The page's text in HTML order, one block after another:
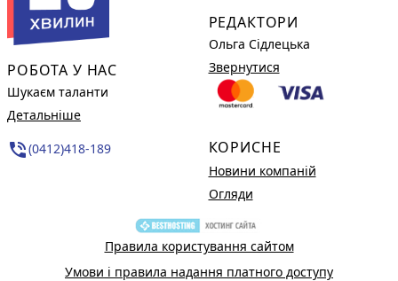
РОБОТА У НАС
Шукаєм таланти
Детальніше
phone_in_talk(0412)418-189
РЕДАКТОРИ
Ольга Сідлецька
Звернутися
КОРИСНЕ
Новини компаній
Огляди
Правила користування сайтом
Умови і правила надання платного доступу